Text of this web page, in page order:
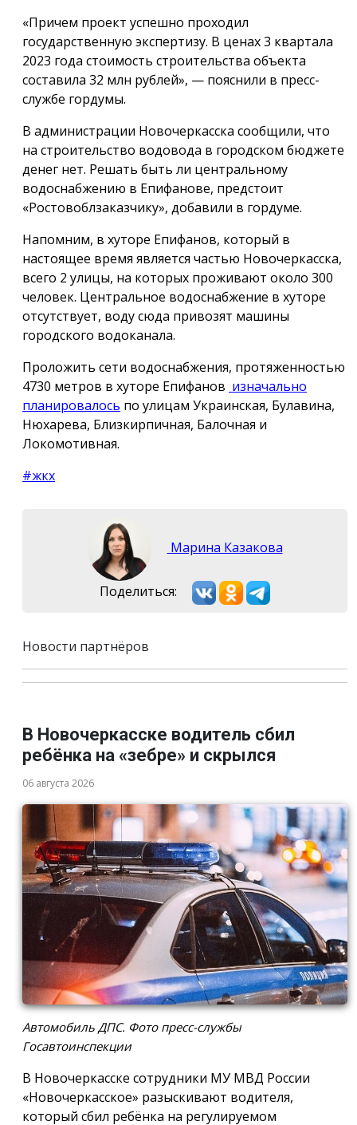
«Причем проект успешно проходил
государственную экспертизу. В ценах 3 квартала
2023 года стоимость строительства объекта
составила 32 млн рублей», — пояснили в пресс-
службе гордумы.
В администрации Новочеркасска сообщили, что
на строительство водовода в городском бюджете
денег нет. Решать быть ли центральному
водоснабжению в Епифанове, предстоит
«Ростовоблзаказчику», добавили в гордуме.
Напомним, в хуторе Епифанов, который в
настоящее время является частью Новочеркасска,
всего 2 улицы, на которых проживают около 300
человек. Центральное водоснабжение в хуторе
отсутствует, воду сюда привозят машины
городского водоканала.
Проложить сети водоснабжения, протяженностью
4730 метров в хуторе Епифанов изначально
планировалось по улицам Украинская, Булавина,
Нюхарева, Близкирпичная, Балочная и
Локомотивная.
#жкх
Марина Казакова
Поделиться:
Новости партнёров
В Новочеркасске водитель сбил
ребёнка на «зебре» и скрылся
06 августа 2026
Автомобиль ДПС. Фото пресс-службы
Госавтоинспекции
В Новочеркасске сотрудники МУ МВД России
«Новочеркасское» разыскивают водителя,
который сбил ребёнка на регулируемом